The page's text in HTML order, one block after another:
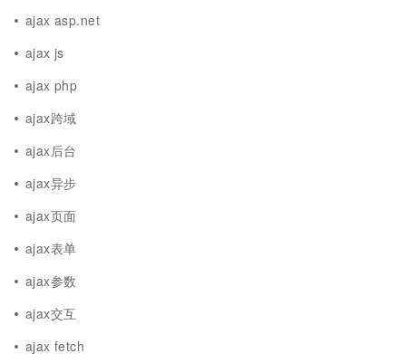
ajax asp.net
ajax js
ajax php
ajax跨域
ajax后台
ajax异步
ajax页面
ajax表单
ajax参数
ajax交互
ajax fetch